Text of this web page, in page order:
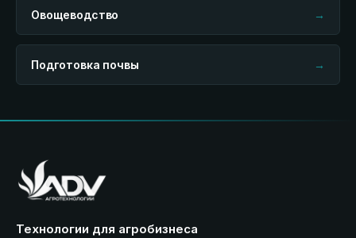
Овощеводство →
Подготовка почвы →
Технологии для агробизнеса